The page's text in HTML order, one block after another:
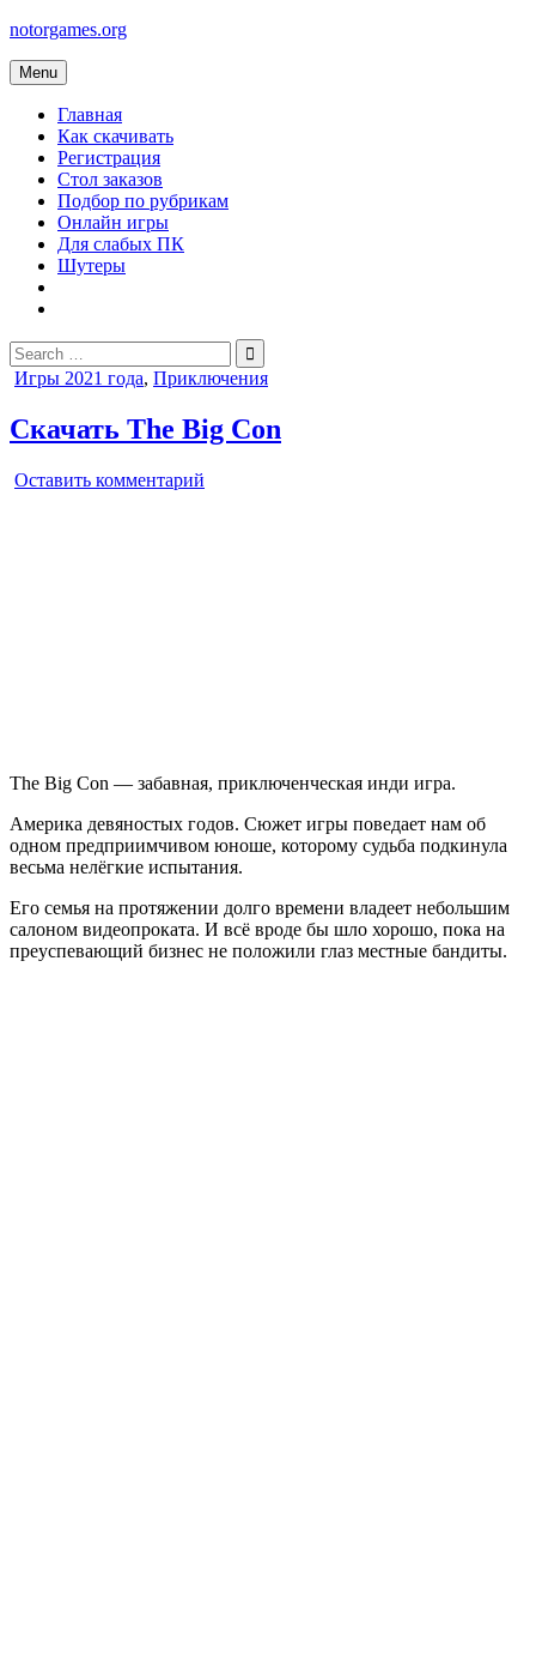
Skip
content
notorgames.org
Menu
Главная
Как скачивать
Регистрация
Стол заказов
Подбор по рубрикам
Онлайн игры
Для слабых ПК
Шутеры
Search
for:
Posted
Игры 2021 года, Приключения
Скачать The Big Con
Оставить комментарий
The Big Con — забавная, приключенческая инди игра.
Америка девяностых годов. Сюжет игры поведает нам об
одном предприимчивом юноше, которому судьба подкинула
весьма нелёгкие испытания.
Его семья на протяжении долго времени владеет небольшим
салоном видеопроката. И всё вроде бы шло хорошо, пока на
преуспевающий бизнес не положили глаз местные бандиты.